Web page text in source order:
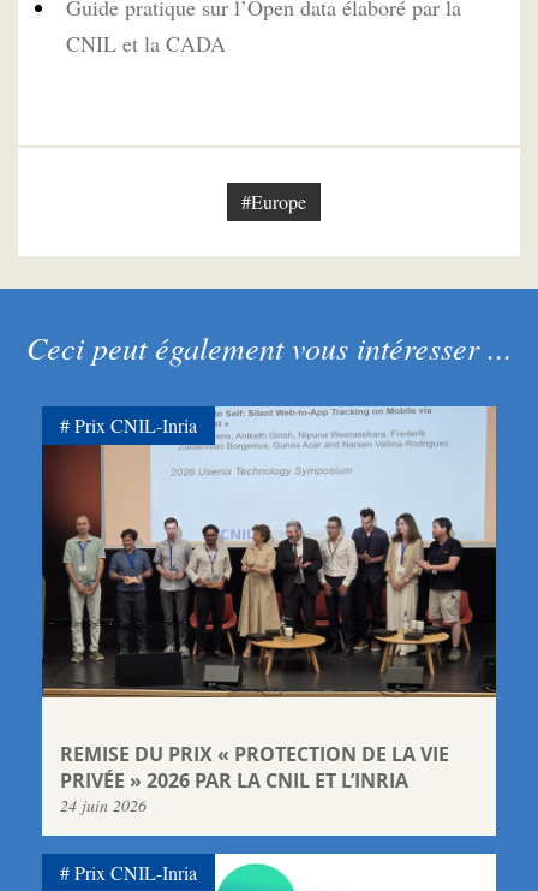
Guide pratique sur l’Open data élaboré par la
CNIL et la CADA
#Europe
Ceci peut également vous intéresser ...
REMISE DU PRIX « PROTECTION DE LA VIE
PRIVÉE » 2026 PAR LA CNIL ET L’INRIA
24 juin 2026
Prix CNIL-Inria
Prix CNIL-Inria